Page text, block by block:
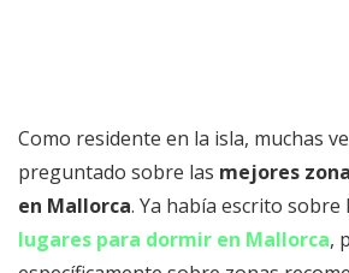
Como residente en la isla, muchas
preguntado sobre las mejores
en Mallorca. Ya había escrito sobre
lugares para dormir en Mallorca,